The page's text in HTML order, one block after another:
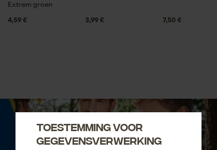
Extrem groen
4,59 € 3,99 € 7,50 €
Toestemming voor
gegevensverwerking